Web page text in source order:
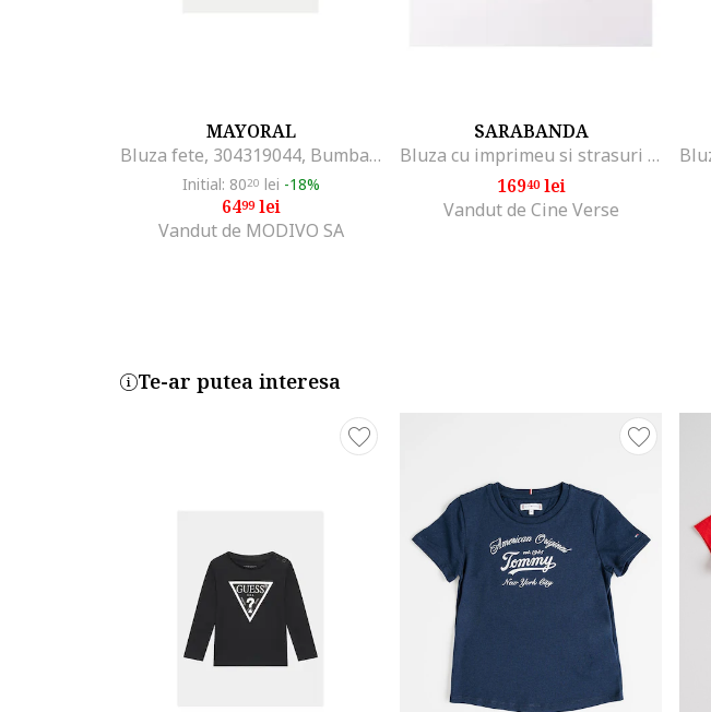
MAYORAL
Bluza fete, 304319044, Bumbac, Bej, Bej
Initial: 8020 lei -18%
6499lei
Vandut de MODIVO SA
SARABANDA
Bluza cu imprimeu si strasuri pentru fete, 0.A309
16940lei
Vandut de Cine Verse
Te-ar putea interesa